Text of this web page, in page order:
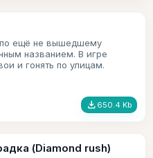
ещё не вышедшему
названием. В игре
и гонять по улицам.
file_download 650.4 Kb
(Diamond rush)